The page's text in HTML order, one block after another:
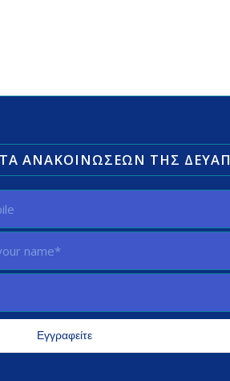
ΑΝΑΚΟΙΝΏΣΕΩΝ ΤΗΣ ΔΕΥΑΠ